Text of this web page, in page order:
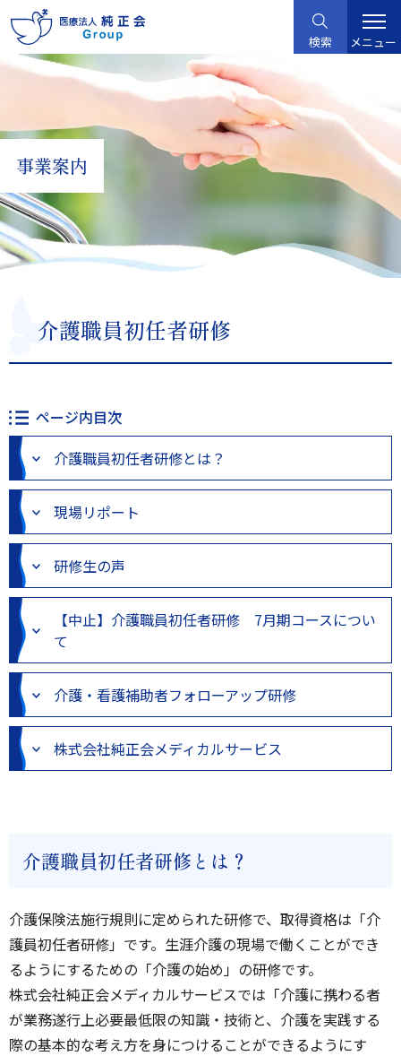
グ
ロ
ー
ナ
ゲ
ー
シ
ョ
本
文
へ
ロ
ー
カ
ビ
ー
シ
ョ
ン
フ
ッ
タ
検索 メニュー
事業案内
介護職員初任者研修
ページ内目次
介護職員初任者研修とは？
現場リポート
研修生の声
【中止】介護職員初任者研修 7月期コースについ
て
介護・看護補助者フォローアップ研修
株式会社純正会メディカルサービス
介護職員初任者研修とは？
介護保険法施行規則に定められた研修で、取得資格は「介
護員初任者研修」です。生涯介護の現場で働くことができ
るようにするための「介護の始め」の研修です。
株式会社純正会メディカルサービスでは「介護に携わる者
が業務遂行上必要最低限の知識・技術と、介護を実践する
際の基本的な考え方を身につけることができるようにす